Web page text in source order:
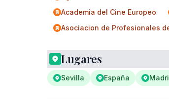
Academia del Cine Europeo
Asociacion de Profesionales
Lugares
Sevilla España